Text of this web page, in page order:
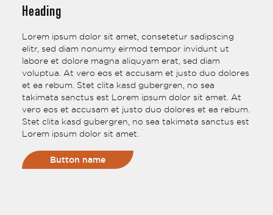
Heading
Lorem ipsum dolor sit amet, consetetur sadipscing
elitr, sed diam nonumy eirmod tempor invidunt ut
labore et dolore magna aliquyam erat, sed diam
voluptua. At vero eos et accusam et justo duo dolores
et ea rebum. Stet clita kasd gubergren, no sea
takimata sanctus est Lorem ipsum dolor sit amet. At
vero eos et accusam et justo duo dolores et ea rebum.
Stet clita kasd gubergren, no sea takimata sanctus est
Lorem ipsum dolor sit amet.
Button name